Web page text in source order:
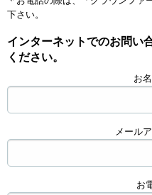
下さい。
インターネットでのお問い
ください。
お
メール
お